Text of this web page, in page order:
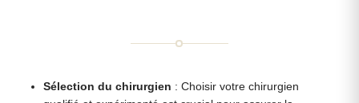
Sélection du chirurgien : Choisir votre chirurgien